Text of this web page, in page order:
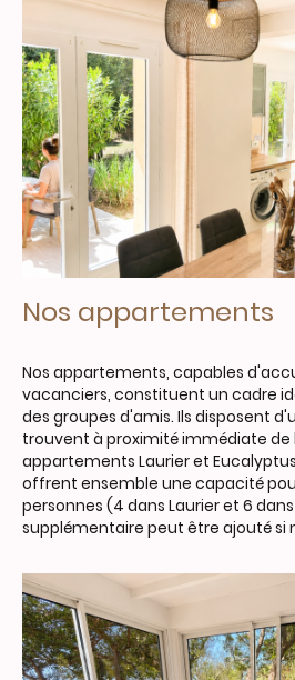
Nos appartements
Nos appartements, capables
vacanciers, constituent un cadre
des groupes d'amis. Ils disposent
trouvent à proximité immédiate de
appartements Laurier et
offrent ensemble une capacité
personnes (4 dans Laurier et 6
supplémentaire peut être ajouté si